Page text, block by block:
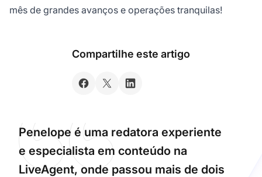
mês de grandes avanços e operações tranquilas!
Compartilhe este artigo
Penelope é uma redatora experiente
e especialista em conteúdo na
LiveAgent, onde passou mais de dois